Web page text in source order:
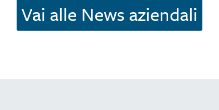
Vai alle News aziendali